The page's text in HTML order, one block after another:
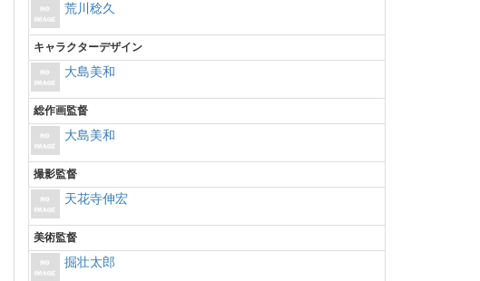
荒川稔久
キャラクターデザイン
大島美和
総作画監督
大島美和
撮影監督
天花寺伸宏
美術監督
掘壮太郎